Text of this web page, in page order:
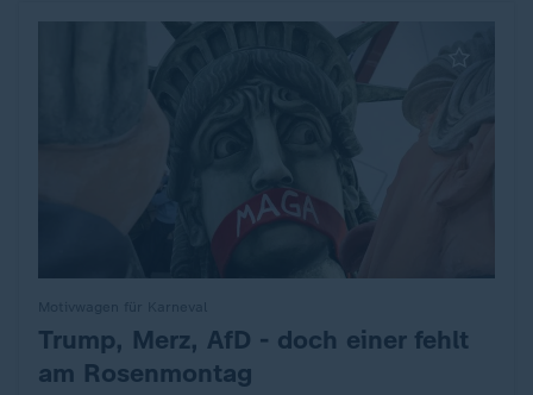
:Trump, Merz, AfD - doch einer fehlt
am Rosenmontag